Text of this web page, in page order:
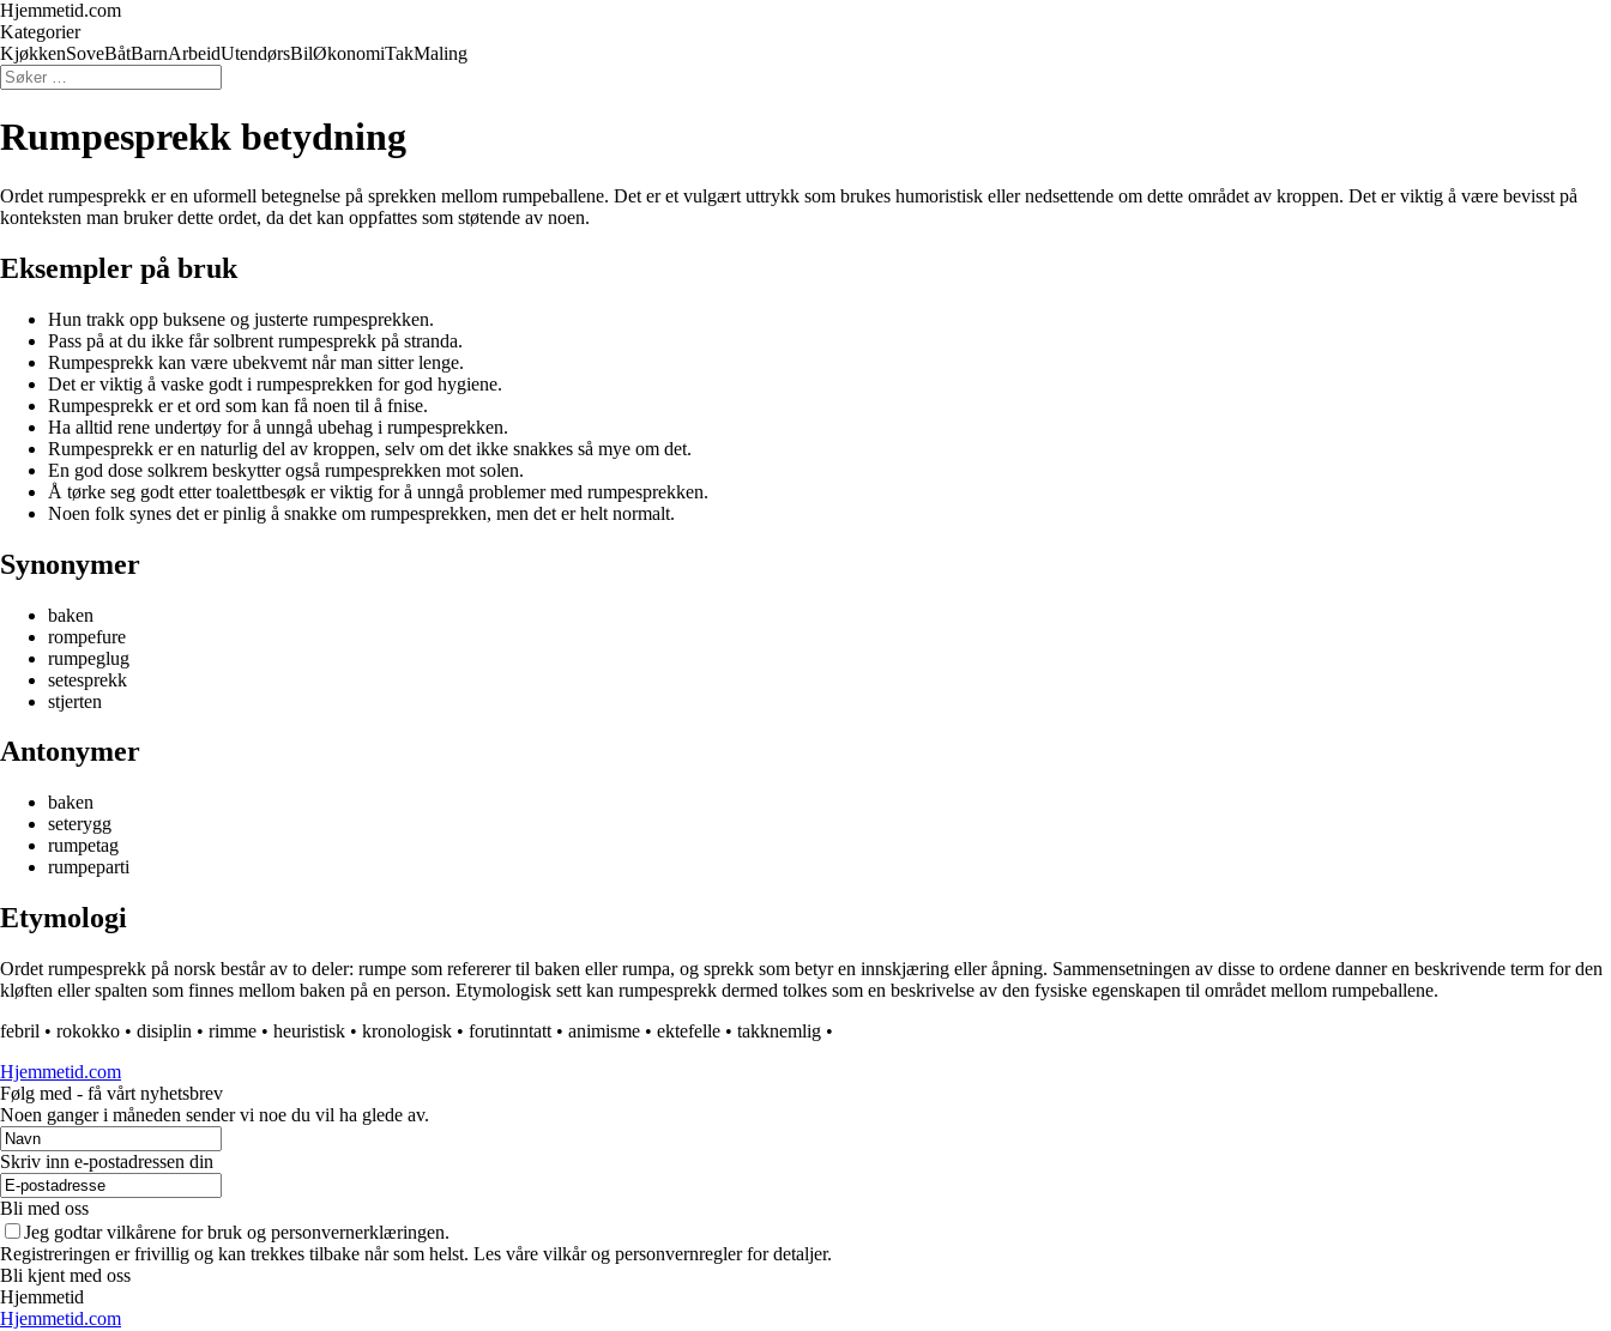
Hjemmetid.com
Kategorier
KjøkkenSoveBåtBarnArbeidUtendørsBilØkonomiTakMaling
Rumpesprekk betydning
Ordet rumpesprekk er en uformell betegnelse på sprekken mellom rumpeballene. Det er et vulgært uttrykk som brukes humoristisk eller nedsettende om dette området av kroppen. Det er viktig å være bevisst på
konteksten man bruker dette ordet, da det kan oppfattes som støtende av noen.
Eksempler på bruk
Hun trakk opp buksene og justerte rumpesprekken.
Pass på at du ikke får solbrent rumpesprekk på stranda.
Rumpesprekk kan være ubekvemt når man sitter lenge.
Det er viktig å vaske godt i rumpesprekken for god hygiene.
Rumpesprekk er et ord som kan få noen til å fnise.
Ha alltid rene undertøy for å unngå ubehag i rumpesprekken.
Rumpesprekk er en naturlig del av kroppen, selv om det ikke snakkes så mye om det.
En god dose solkrem beskytter også rumpesprekken mot solen.
Å tørke seg godt etter toalettbesøk er viktig for å unngå problemer med rumpesprekken.
Noen folk synes det er pinlig å snakke om rumpesprekken, men det er helt normalt.
Synonymer
baken
rompefure
rumpeglug
setesprekk
stjerten
Antonymer
baken
seterygg
rumpetag
rumpeparti
Etymologi
Ordet rumpesprekk på norsk består av to deler: rumpe som refererer til baken eller rumpa, og sprekk som betyr en innskjæring eller åpning. Sammensetningen av disse to ordene danner en beskrivende term for den
kløften eller spalten som finnes mellom baken på en person. Etymologisk sett kan rumpesprekk dermed tolkes som en beskrivelse av den fysiske egenskapen til området mellom rumpeballene.
febril • rokokko • disiplin • rimme • heuristisk • kronologisk • forutinntatt • animisme • ektefelle • takknemlig •
Hjemmetid.com
Følg med - få vårt nyhetsbrev
Noen ganger i måneden sender vi noe du vil ha glede av.
Skriv inn e-postadressen din
Bli med oss
Jeg godtar vilkårene for bruk og personvernerklæringen.
Registreringen er frivillig og kan trekkes tilbake når som helst. Les våre vilkår og personvernregler for detaljer.
Bli kjent med oss
Hjemmetid
Hjemmetid.com